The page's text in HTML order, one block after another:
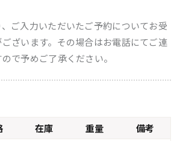
ご入力いただいたご予約についてお受
ざいます。その場合はお電話にてご連
で予めご了承ください。
在庫 重量
備考